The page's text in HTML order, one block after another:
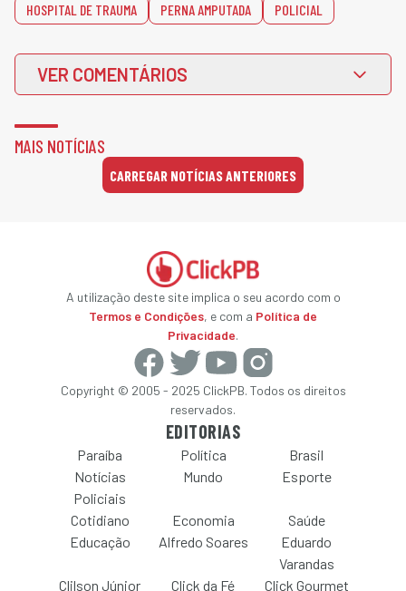
HOSPITAL DE TRAUMA
PERNA AMPUTADA POLICIAL
VER COMENTÁRIOS
MAIS NOTÍCIAS
CARREGAR NOTÍCIAS ANTERIORES
A utilização deste site implica o seu acordo com o
Termos e Condições, e com a Política de
Privacidade.
Copyright © 2005 - 2025 ClickPB. Todos os direitos
reservados.
EDITORIAS
Paraíba Política
Brasil
Notícias
Policiais
Mundo Esporte
Cotidiano Economia
Saúde
Educação
Alfredo Soares
Eduardo
Varandas
Clilson Júnior
Click da Fé Click Gourmet